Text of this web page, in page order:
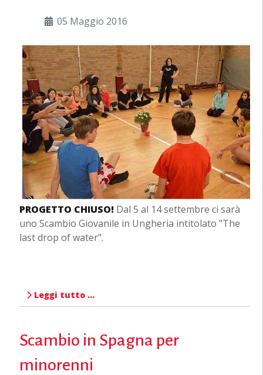
05 Maggio 2016
PROGETTO CHIUSO!Dal 5 al 14 settembre ci sarà
uno Scambio Giovanile in Ungheria intitolato "The
last drop of water".
Leggi tutto …
Scambio in Spagna per
minorenni